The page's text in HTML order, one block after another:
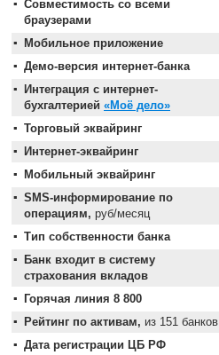
Совместимость со всеми
браузерами
Мобильное приложение
Демо-версия интернет-банка
Интеграция с интернет-
бухгалтерией «Моё дело»
Торговый эквайринг
Интернет-эквайринг
Мобильный эквайринг
SMS-информирование по
операциям, руб/месяц
Тип собственности банка
Банк входит в систему
страхования вкладов
Горячая линия 8 800
Рейтинг по активам, из 151 банков
Дата регистрации ЦБ РФ